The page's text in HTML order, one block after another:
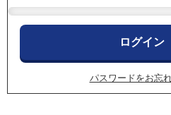
パスワードをお忘